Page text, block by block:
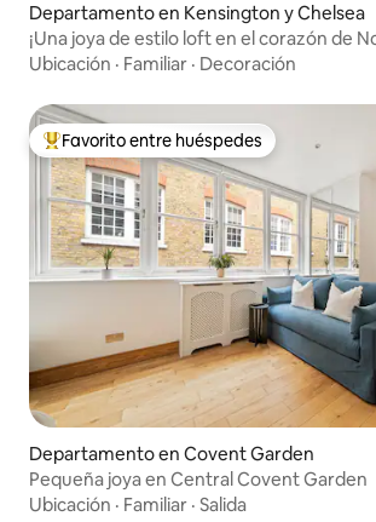
Departamento en Kensington y Chelsea
¡Una joya de estilo loft en el corazón de
Ubicación · Familiar · Decoración
De los mejores en Favorito entre huéspedes
Favorito entre huéspedes
Departamento en Covent Garden
Pequeña joya en Central Covent Garden
Ubicación · Familiar · Salida